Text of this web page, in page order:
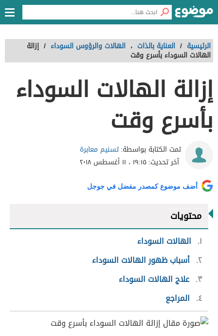
الرئيسية / العناية بالذات ، الهالات والرؤوس السوداء / إزالة
الهالات السوداء بأسرع وقت
إزالة الهالات السوداء
بأسرع وقت
تمت الكتابة بواسطة:تسنيم معابرة
آخر تحديث:١٩:١٥ ، ١١ أغسطس ٢٠١٨
أضف موضوع كمصدر مفضل في جوجل
محتويات
١
الهالات السوداء
٢ أسباب ظهور الهالات السوداء
٣ علاج الهالات السوداء
٤
المراجع